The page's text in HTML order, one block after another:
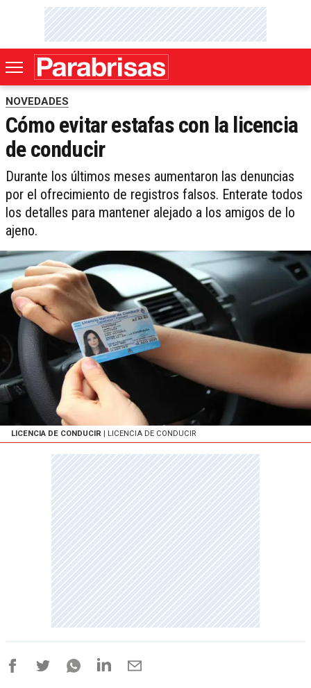
NOVEDADES
Cómo evitar estafas con la licencia
de conducir
Durante los últimos meses aumentaron las denuncias
por el ofrecimiento de registros falsos. Enterate todos
los detalles para mantener alejado a los amigos de lo
ajeno.
LICENCIA DE CONDUCIR | LICENCIA DE CONDUCIR